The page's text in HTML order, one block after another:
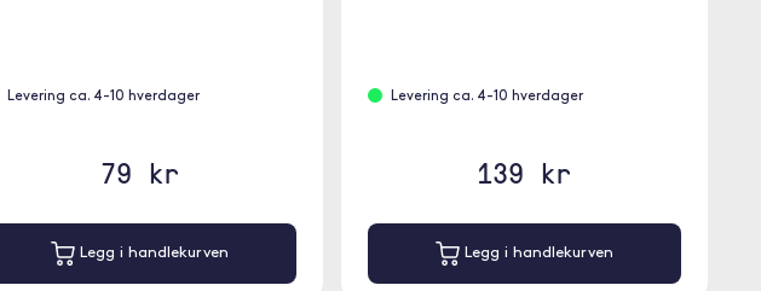
Levering ca. 4-10 hverdager
79 kr
Legg i handlekurven
Levering ca. 4-10 hverdager
139 kr
Legg i handlekurven